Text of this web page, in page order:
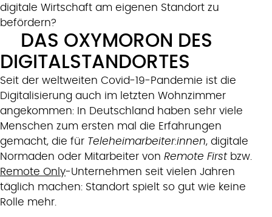
digitale Wirtschaft am eigenen Standort zu
befördern?
DAS OXYMORON DES
DIGITALSTANDORTES
Seit der weltweiten Covid-19-Pandemie ist die
Digitalisierung auch im letzten Wohnzimmer
angekommen: In Deutschland haben sehr viele
Menschen zum ersten mal die Erfahrungen
gemacht, die für Teleheimarbeiter:innen, digitale
Normaden oder Mitarbeiter von Remote Firstbzw.
Remote Only-Unternehmen seit vielen Jahren
täglich machen: Standort spielt so gut wie keine
Rolle mehr.